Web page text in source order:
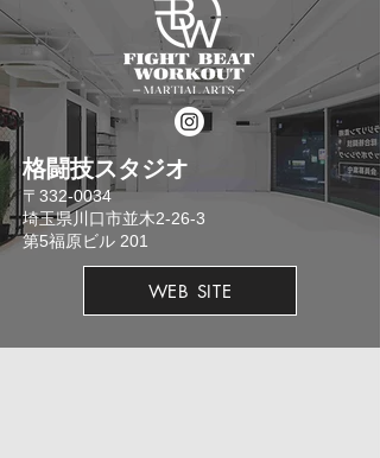
格闘技スタジオ
​〒332-0034
埼玉県川口市並木2-26-3
​第5福原ビル 201
WEB SITE